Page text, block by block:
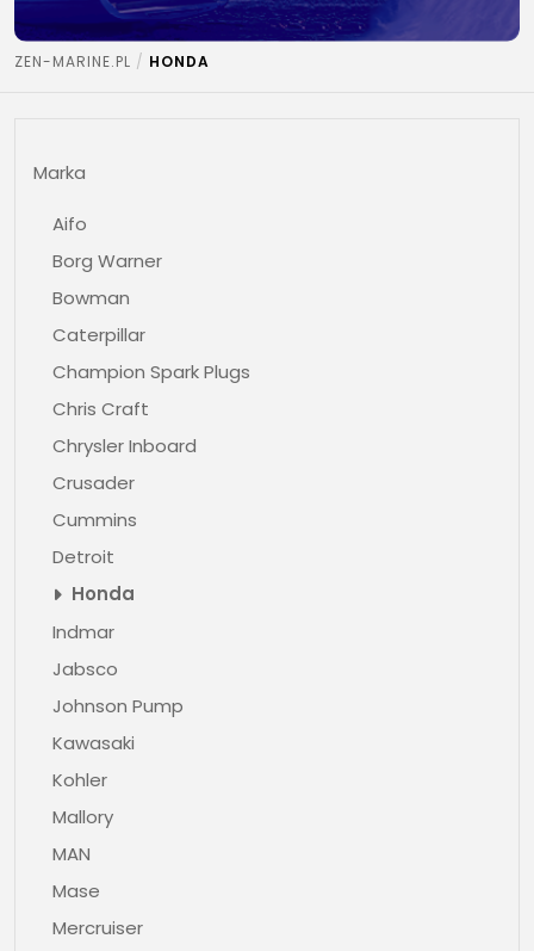
ZEN-MARINE.PL HONDA
Marka
Aifo
Borg Warner
Bowman
Caterpillar
Champion Spark Plugs
Chris Craft
Chrysler Inboard
Crusader
Cummins
Detroit
Honda
Indmar
Jabsco
Johnson Pump
Kawasaki
Kohler
Mallory
MAN
Mase
Mercruiser